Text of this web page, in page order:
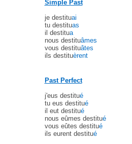
Simple Past
je destituai
tu destituas
il destitua
nous destituâmes
vous destituâtes
ils destituèrent
Past Perfect
j'eus destitué
tu eus destitué
il eut destitué
nous eûmes destitué
vous eûtes destitué
ils eurent destitué